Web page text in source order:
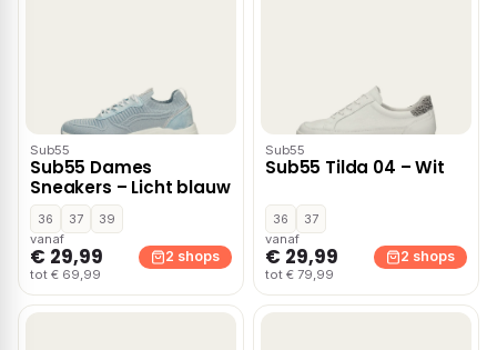
Sub55
Sub55 Dames
Sneakers – Licht blauw
36 37
39
vanaf
€ 29,99
tot € 69,99
2 shops
Sub55
Sub55 Tilda 04 – Wit
36
37
vanaf
€ 29,99
tot € 79,99
2 shops